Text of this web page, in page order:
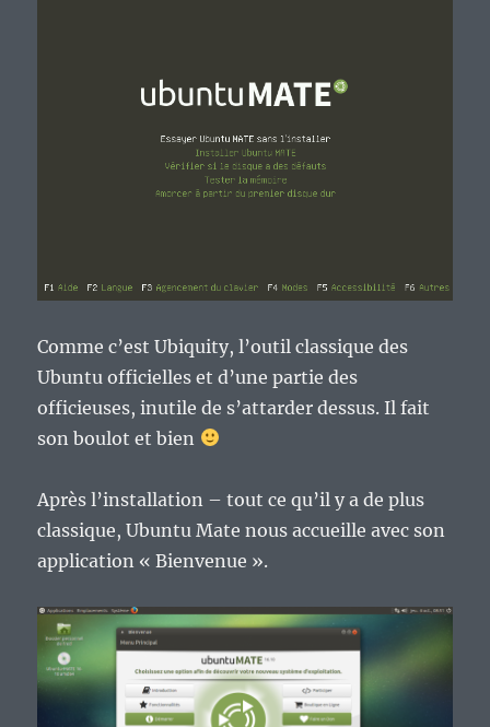
Comme c’est Ubiquity, l’outil classique des
Ubuntu officielles et d’une partie des
officieuses, inutile de s’attarder dessus. Il fait
son boulot et bien
Après l’installation – tout ce qu’il y a de plus
classique, Ubuntu Mate nous accueille avec son
application « Bienvenue ».